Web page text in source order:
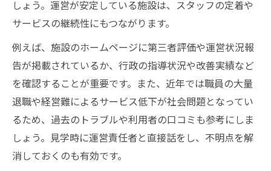
しょう。運営が安定している施設は、スタッフの定着や
サービスの継続性にもつながります。
例えば、施設のホームページに第三者評価や運営状況報
告が掲載されているか、行政の指導状況や改善実績など
を確認することが重要です。また、近年では職員の大量
退職や経営難によるサービス低下が社会問題となってい
るため、過去のトラブルや利用者の口コミも参考にしま
しょう。見学時に運営責任者と直接話をし、不明点を解
消しておくのも有効です。